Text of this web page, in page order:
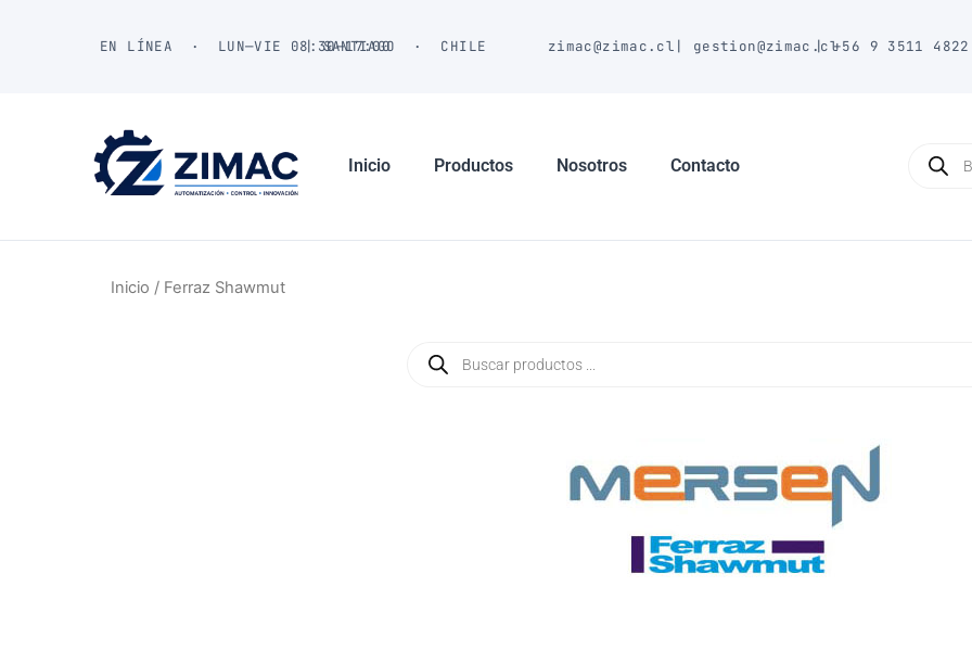
EN LÍNEA · LUN—VIE 08:30—17:00| SANTIAGO · CHILE zimac@zimac.cl | gestion@zimac.cl
|+56 9 3511 4822
Inicio Productos Nosotros Contacto
Inicio / Ferraz Shawmut
productos